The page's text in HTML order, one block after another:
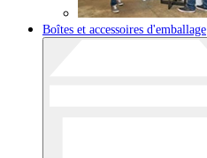
Boîtes et accessoires d'emballage